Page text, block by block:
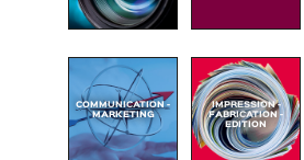
COMMUNICATION -
MARKETING
IMPRESSION -
FABRICATION -
EDITION